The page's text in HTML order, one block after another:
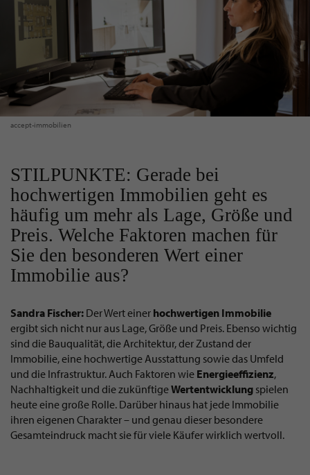
accept-immobilien
STILPUNKTE: Gerade bei
hochwertigen Immobilien geht es
häufig um mehr als Lage, Größe und
Preis. Welche Faktoren machen für
Sie den besonderen Wert einer
Immobilie aus?
Sandra Fischer: Der Wert einer hochwertigen Immobilie
ergibt sich nicht nur aus Lage, Größe und Preis. Ebenso wichtig
sind die Bauqualität, die Architektur, der Zustand der
Immobilie, eine hochwertige Ausstattung sowie das Umfeld
und die Infrastruktur. Auch Faktoren wie Energieeffizienz,
Nachhaltigkeit und die zukünftigeWertentwicklung spielen
heute eine große Rolle. Darüber hinaus hat jede Immobilie
ihren eigenen Charakter – und genau dieser besondere
Gesamteindruck macht sie für viele Käufer wirklich wertvoll.